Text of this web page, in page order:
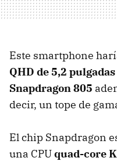
Este smartphone
QHD de 5,2 pulgadas
Snapdragon 805
decir, un tope de
El chip Snapdragon
una CPUquad-core